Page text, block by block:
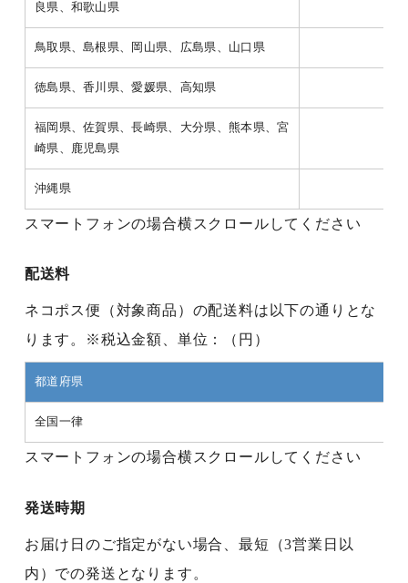
良県、和歌山県
鳥取県、島根県、岡山県、広島県、山口県
徳島県、香川県、愛媛県、高知県
福岡県、佐賀県、長崎県、大分県、熊本県、宮
崎県、鹿児島県
沖縄県
スマートフォンの場合横スクロールしてください
配送料
ネコポス便（対象商品）の配送料は以下の通りとな
ります。※税込金額、単位：（円）
都道府県
全国一律
スマートフォンの場合横スクロールしてください
発送時期
お届け日のご指定がない場合、最短（3営業日以
内）での発送となります。